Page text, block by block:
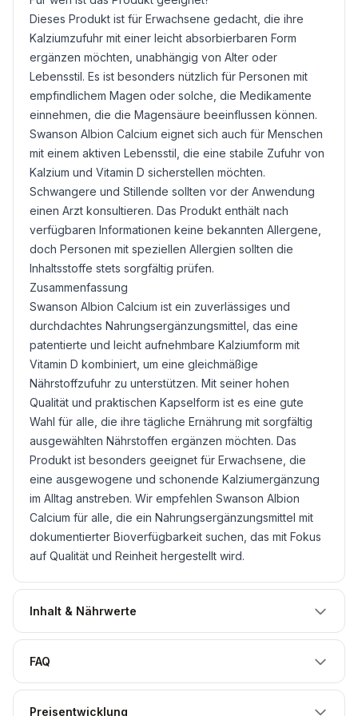
Dieses Produkt ist für Erwachsene gedacht, die ihre
Kalziumzufuhr mit einer leicht absorbierbaren Form
ergänzen möchten, unabhängig von Alter oder
Lebensstil. Es ist besonders nützlich für Personen mit
empfindlichem Magen oder solche, die Medikamente
einnehmen, die die Magensäure beeinflussen können.
Swanson Albion Calcium eignet sich auch für Menschen
mit einem aktiven Lebensstil, die eine stabile Zufuhr von
Kalzium und Vitamin D sicherstellen möchten.
Schwangere und Stillende sollten vor der Anwendung
einen Arzt konsultieren. Das Produkt enthält nach
verfügbaren Informationen keine bekannten Allergene,
doch Personen mit speziellen Allergien sollten die
Inhaltsstoffe stets sorgfältig prüfen.
Zusammenfassung
Swanson Albion Calcium ist ein zuverlässiges und
durchdachtes Nahrungsergänzungsmittel, das eine
patentierte und leicht aufnehmbare Kalziumform mit
Vitamin D kombiniert, um eine gleichmäßige
Nährstoffzufuhr zu unterstützen. Mit seiner hohen
Qualität und praktischen Kapselform ist es eine gute
Wahl für alle, die ihre tägliche Ernährung mit sorgfältig
ausgewählten Nährstoffen ergänzen möchten. Das
Produkt ist besonders geeignet für Erwachsene, die
eine ausgewogene und schonende Kalziumergänzung
im Alltag anstreben. Wir empfehlen Swanson Albion
Calcium für alle, die ein Nahrungsergänzungsmittel mit
dokumentierter Bioverfügbarkeit suchen, das mit Fokus
auf Qualität und Reinheit hergestellt wird.
Inhalt & Nährwerte
FAQ
Preisentwicklung